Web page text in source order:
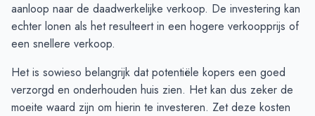
aanloop naar de daadwerkelijke verkoop. De investering kan
echter lonen als het resulteert in een hogere verkoopprijs of
een snellere verkoop.
Het is sowieso belangrijk dat potentiële kopers een goed
verzorgd en onderhouden huis zien. Het kan dus zeker de
moeite waard zijn om hierin te investeren. Zet deze kosten